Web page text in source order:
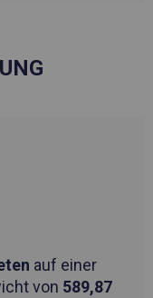
auf einer
von 589,87